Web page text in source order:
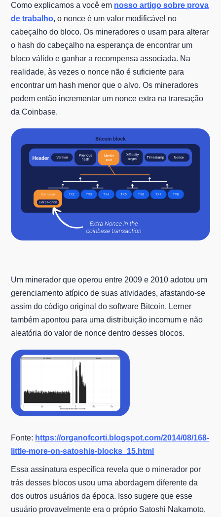
Como explicamos a você em nosso artigo sobre prova
de trabalho, o nonce é um valor modificável no
cabeçalho do bloco. Os mineradores o usam para alterar
o hash do cabeçalho na esperança de encontrar um
bloco válido e ganhar a recompensa associada. Na
realidade, às vezes o nonce não é suficiente para
encontrar um hash menor que o alvo. Os mineradores
podem então incrementar um nonce extra na transação
da Coinbase.
Um minerador que operou entre 2009 e 2010 adotou um
gerenciamento atípico de suas atividades, afastando-se
assim do código original do software Bitcoin. Lerner
também apontou para uma distribuição incomum e não
aleatória do valor de nonce dentro desses blocos.
Fonte: https://organofcorti.blogspot.com/2014/08/168-
little-more-on-satoshis-blocks_15.html
Essa assinatura específica revela que o minerador por
trás desses blocos usou uma abordagem diferente da
dos outros usuários da época. Isso sugere que esse
usuário provavelmente era o próprio Satoshi Nakamoto,